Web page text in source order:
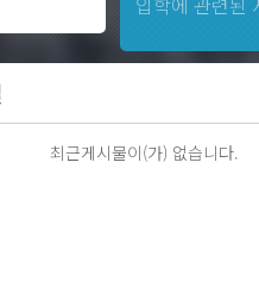
제2학기 일반대학원 외국어시험
제1학기 종료, 하기휴가 종료
최근게시물이(가) 없습니다.